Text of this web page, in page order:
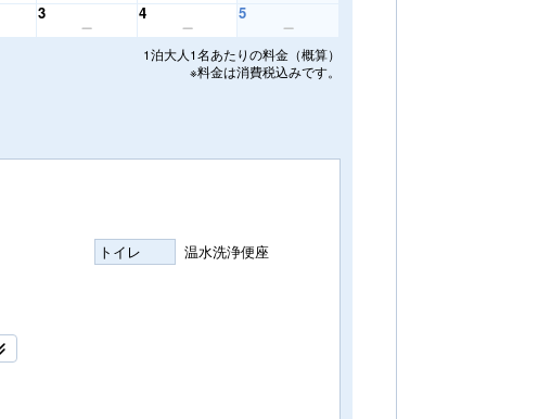
3 4 5
1泊大人1名あたりの料金（概算）
※料金は消費税込みです。
トイレ 温水洗浄便座